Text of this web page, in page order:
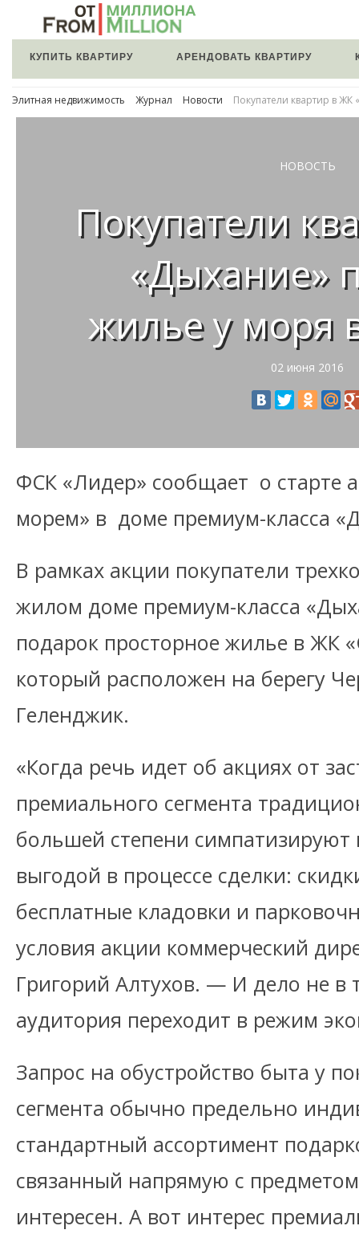
КУПИТЬ КВАРТИРУ АРЕНДОВАТЬ КВАРТИРУ
Элитная недвижимость Журнал Новости Покупатели квартир в
НОВОСТЬ
Покупатели
«Дыхание»
жилье у моря
02 июня 2016
ФСК «Лидер» сообщает о
морем» в доме премиум-класса
В рамках акции покупатели
жилом доме премиум-класса
подарок просторное жилье в ЖК
который расположен на берегу
Геленджик.
«Когда речь идет об акциях от
премиального сегмента
большей степени
выгодой в процессе сделки:
бесплатные кладовки и
условия акции коммерческий
Григорий Алтухов. — И дело не в
аудитория переходит в режим
Запрос на обустройство быта у
сегмента обычно предельно
стандартный ассортимент
связанный напрямую с
интересен. А вот интерес